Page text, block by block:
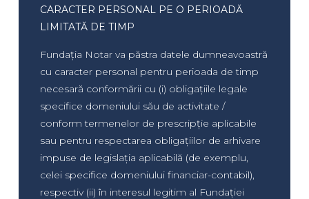
CARACTER PERSONAL PE O PERIOADĂ
LIMITATĂ DE TIMP
Fundația Notar va păstra datele dumneavoastră
cu caracter personal pentru perioada de timp
necesară conformării cu (i) obligațiile legale
specifice domeniului său de activitate /
conform termenelor de prescripție aplicabile
sau pentru respectarea obligațiilor de arhivare
impuse de legislația aplicabilă (de exemplu,
celei specifice domeniului financiar-contabil),
respectiv (ii) în interesul legitim al Fundației